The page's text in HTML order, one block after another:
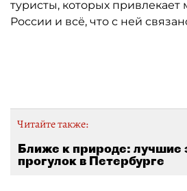
туристы, которых привлекает
России и всё, что с ней
Читайте также:
Ближе к природе: лучшие
прогулок в Петербурге